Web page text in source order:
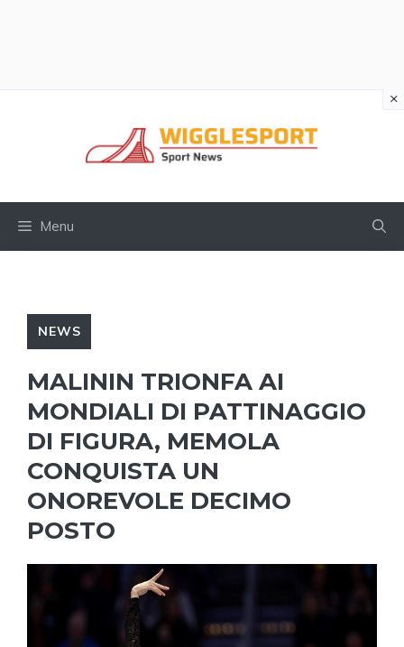
Menu
NEWS
MALININ TRIONFA AI
MONDIALI DI PATTINAGGIO
DI FIGURA, MEMOLA
CONQUISTA UN
ONOREVOLE DECIMO
POSTO
×